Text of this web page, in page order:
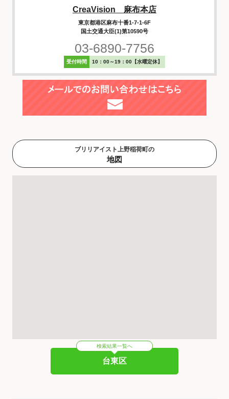
CreaVision 麻布本店
東京都港区麻布十番1-7-1-6F
国土交通大臣(1)第10590号
03-6890-7756
受付時間 10：00～19：00【水曜定休】
ブリリアイスト上野稲荷町の
地図
検索結果一覧へ
台東区